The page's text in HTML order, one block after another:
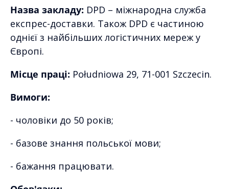
Назва закладу: DPD – міжнародна служба
експрес-доставки. Також DPD є частиною
однієї з найбільших логістичних мереж у
Європі.
Місце праці: Południowa 29, 71-001 Szczecin.
Вимоги:
- чоловіки до 50 років;
- базове знання польської мови;
- бажання працювати.